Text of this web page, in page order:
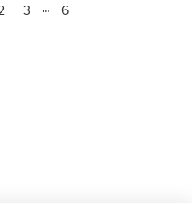
3 … 6